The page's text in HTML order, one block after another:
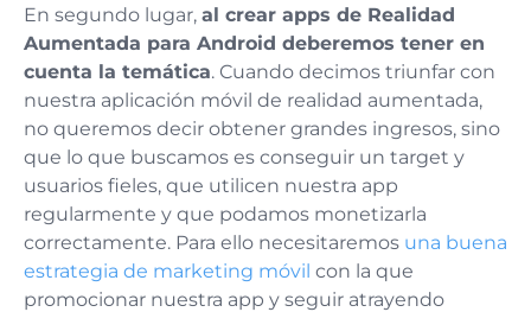
En segundo lugar, al crear apps de Realidad
Aumentada para Android deberemos tener en
cuenta la temática. Cuando decimos triunfar con
nuestra aplicación móvil de realidad aumentada,
no queremos decir obtener grandes ingresos, sino
que lo que buscamos es conseguir un target y
usuarios fieles, que utilicen nuestra app
regularmente y que podamos monetizarla
correctamente. Para ello necesitaremos una buena
estrategia de marketing móvil con la que
promocionar nuestra app y seguir atrayendo